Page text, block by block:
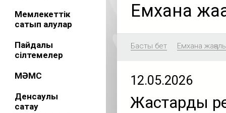
Мемлекеттік
сатып алулар
Пайдалы
сілтемелер
МӘМС
Денсаулық
сақтау
Емхана
Басты бет Емхана
12.05.2026
Жастардың